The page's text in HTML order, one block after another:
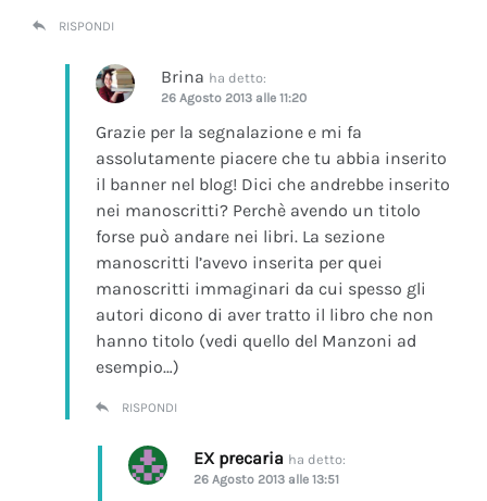
RISPONDI
Brina ha detto:
26 Agosto 2013 alle 11:20
Grazie per la segnalazione e mi fa
assolutamente piacere che tu abbia inserito
il banner nel blog! Dici che andrebbe inserito
nei manoscritti? Perchè avendo un titolo
forse può andare nei libri. La sezione
manoscritti l’avevo inserita per quei
manoscritti immaginari da cui spesso gli
autori dicono di aver tratto il libro che non
hanno titolo (vedi quello del Manzoni ad
esempio…)
RISPONDI
EX precaria ha detto:
26 Agosto 2013 alle 13:51